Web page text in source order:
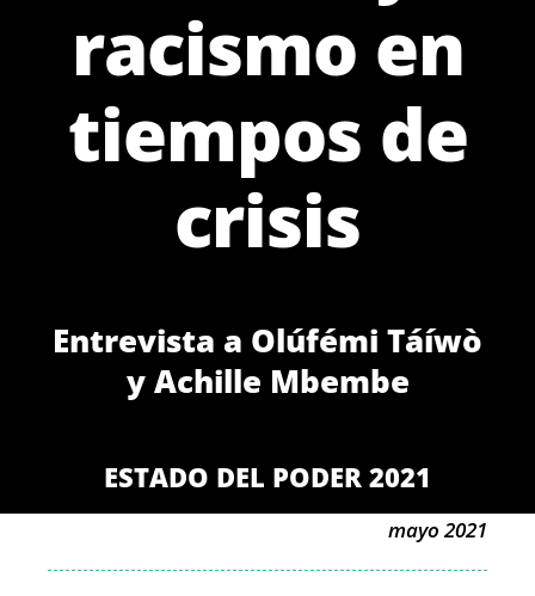
racismo en
tiempos de
crisis
Entrevista a Olúfémi Táíwò
y Achille Mbembe
ESTADO DEL PODER 2021
mayo 2021